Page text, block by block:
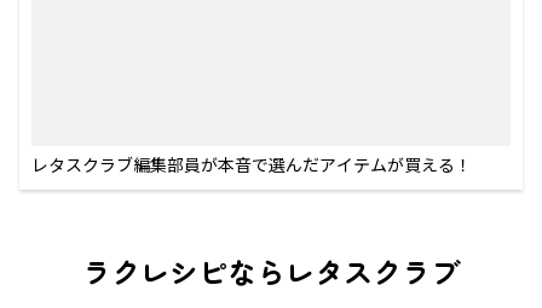
レタスクラブ編集部員が本音で選んだアイテムが買える！
ラクレシピならレタスクラブ